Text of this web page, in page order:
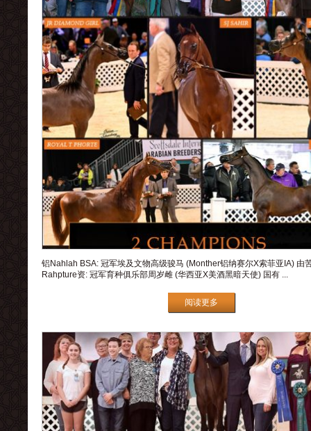
铝Nahlah BSA: 冠军埃及文物高级骏马 (Monther铝纳赛尔X索菲亚IA) 由
Rahpture资: 冠军育种俱乐部周岁雌 (华西亚X美酒黑暗天使) 国有 ...
阅读更多